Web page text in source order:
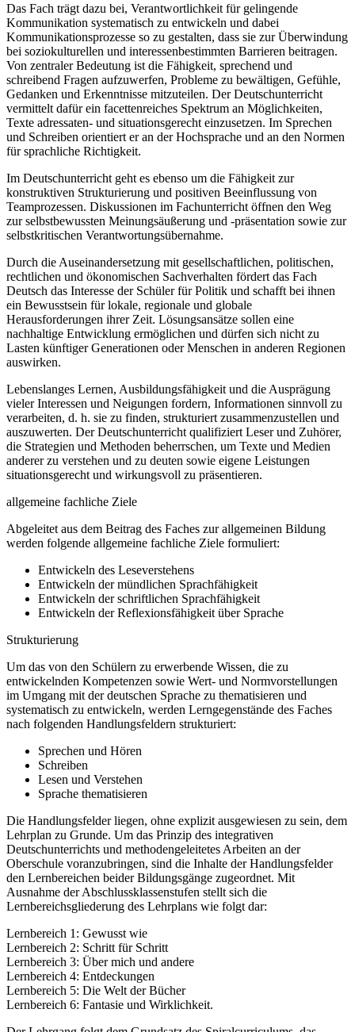
Das Fach trägt dazu bei, Verantwortlichkeit für gelingende
Kommunikation systematisch zu entwickeln und dabei
Kommunikationsprozesse so zu gestalten, dass sie zur Überwindung
bei soziokulturellen und interessenbestimmten Barrieren beitragen.
Von zentraler Bedeutung ist die Fähigkeit, sprechend und
schreibend Fragen aufzuwerfen, Probleme zu bewältigen, Gefühle,
Gedanken und Erkenntnisse mitzuteilen. Der Deutschunterricht
vermittelt dafür ein facettenreiches Spektrum an Möglichkeiten,
Texte adressaten- und situationsgerecht einzusetzen. Im Sprechen
und Schreiben orientiert er an der Hochsprache und an den Normen
für sprachliche Richtigkeit.
Im Deutschunterricht geht es ebenso um die Fähigkeit zur
konstruktiven Strukturierung und positiven Beeinflussung von
Teamprozessen. Diskussionen im Fachunterricht öffnen den Weg
zur selbstbewussten Meinungsäußerung und -präsentation sowie zur
selbstkritischen Verantwortungsübernahme.
Durch die Auseinandersetzung mit gesellschaftlichen, politischen,
rechtlichen und ökonomischen Sachverhalten fördert das Fach
Deutsch das Interesse der Schüler für Politik und schafft bei ihnen
ein Bewusstsein für lokale, regionale und globale
Herausforderungen ihrer Zeit. Lösungsansätze sollen eine
nachhaltige Entwicklung ermöglichen und dürfen sich nicht zu
Lasten künftiger Generationen oder Menschen in anderen Regionen
auswirken.
Lebenslanges Lernen, Ausbildungsfähigkeit und die Ausprägung
vieler Interessen und Neigungen fordern, Informationen sinnvoll zu
verarbeiten, d. h. sie zu finden, strukturiert zusammenzustellen und
auszuwerten. Der Deutschunterricht qualifiziert Leser und Zuhörer,
die Strategien und Methoden beherrschen, um Texte und Medien
anderer zu verstehen und zu deuten sowie eigene Leistungen
situationsgerecht und wirkungsvoll zu präsentieren.
allgemeine fachliche Ziele
Abgeleitet aus dem Beitrag des Faches zur allgemeinen Bildung
werden folgende allgemeine fachliche Ziele formuliert:
Entwickeln des Leseverstehens
Entwickeln der mündlichen Sprachfähigkeit
Entwickeln der schriftlichen Sprachfähigkeit
Entwickeln der Reflexionsfähigkeit über Sprache
Strukturierung
Um das von den Schülern zu erwerbende Wissen, die zu
entwickelnden Kompetenzen sowie Wert- und Normvorstellungen
im Umgang mit der deutschen Sprache zu thematisieren und
systematisch zu entwickeln, werden Lerngegenstände des Faches
nach folgenden Handlungsfeldern strukturiert:
Sprechen und Hören
Schreiben
Lesen und Verstehen
Sprache thematisieren
Die Handlungsfelder liegen, ohne explizit ausgewiesen zu sein, dem
Lehrplan zu Grunde. Um das Prinzip des integrativen
Deutschunterrichts und methodengeleitetes Arbeiten an der
Oberschule voranzubringen, sind die Inhalte der Handlungsfelder
den Lernbereichen beider Bildungsgänge zugeordnet. Mit
Ausnahme der Abschlussklassenstufen stellt sich die
Lernbereichsgliederung des Lehrplans wie folgt dar:
Lernbereich 1: Gewusst wie
Lernbereich 2: Schritt für Schritt
Lernbereich 3: Über mich und andere
Lernbereich 4: Entdeckungen
Lernbereich 5: Die Welt der Bücher
Lernbereich 6: Fantasie und Wirklichkeit.